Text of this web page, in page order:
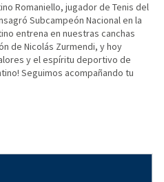
Romaniello, jugador de Tenis del
Subcampeón Nacional en la
entrena en nuestras canchas
de Nicolás Zurmendi, y hoy
y el espíritu deportivo de
Seguimos acompañando tu